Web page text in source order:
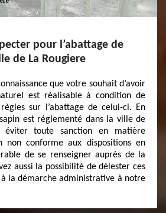
pour l’abattage de
de La Rougiere
que votre souhait d’avoir
est réalisable à condition de
sur l’abattage de celui-ci. En
est réglementé dans la ville de
éviter toute sanction en matière
non conforme aux dispositions en
de se renseigner auprès de la
aussi la possibilité de délester ces
la démarche administrative à notre